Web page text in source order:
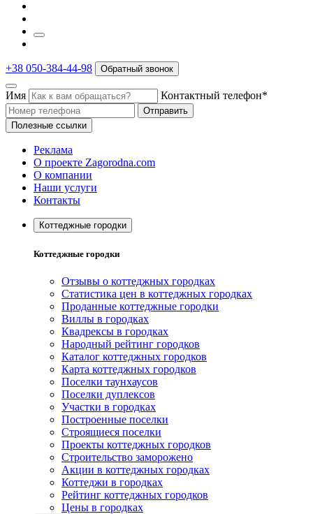
+38 050-384-44-98 Обратный звонок
Имя Контактный телефон*
Отправить
Полезные ссылки
Реклама
О проекте Zagorodna.com
О компании
Наши услуги
Контакты
Коттеджные городки
Коттеджные городки
Отзывы о коттеджных городках
Статистика цен в коттеджных городках
Проданные коттеджные городки
Виллы в городках
Квадрексы в городках
Народный рейтинг городков
Каталог коттеджных городков
Карта коттеджных городков
Поселки таунхаусов
Поселки дуплексов
Участки в городках
Построенные поселки
Строящиеся поселки
Проекты коттеджных городков
Строительство заморожено
Акции в коттеджных городках
Коттеджи в городках
Рейтинг коттеджных городков
Цены в городках